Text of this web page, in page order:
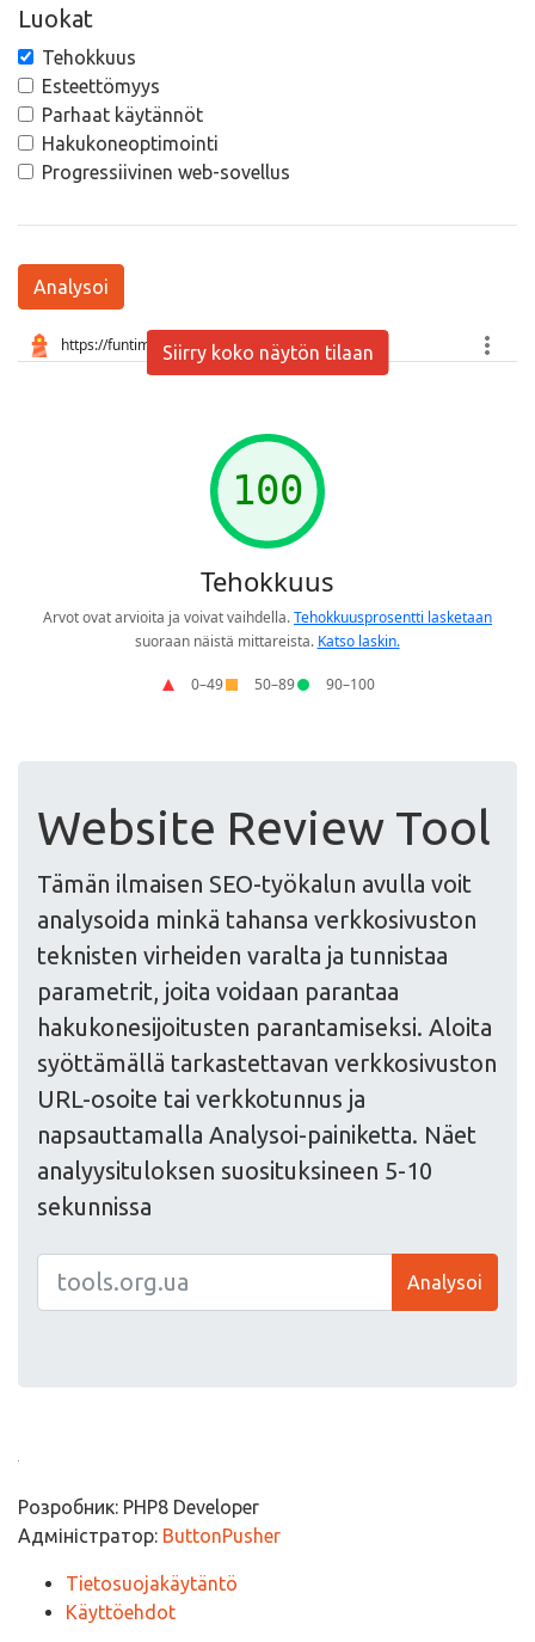
Luokat
Tehokkuus
Esteettömyys
Parhaat käytännöt
Hakukoneoptimointi
Progressiivinen web-sovellus
Analysoi
Siirry koko näytön tilaan
Website Review Tool
Tämän ilmaisen SEO-työkalun avulla voit
analysoida minkä tahansa verkkosivuston
teknisten virheiden varalta ja tunnistaa
parametrit, joita voidaan parantaa
hakukonesijoitusten parantamiseksi. Aloita
syöttämällä tarkastettavan verkkosivuston
URL-osoite tai verkkotunnus ja
napsauttamalla Analysoi-painiketta. Näet
analyysituloksen suosituksineen 5-10
sekunnissa
Analysoi
Розробник: PHP8 Developer
Адміністратор: ButtonPusher
Tietosuojakäytäntö
Käyttöehdot